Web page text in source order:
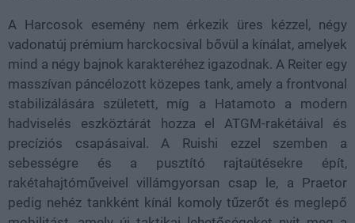
A Harcosok esemény nem érkezik üres kézzel, négy
vadonatúj prémium harckocsival bővül a kínálat, amelyek
mind a négy bajnok karakteréhez igazodnak. A Reiter egy
masszívan páncélozott közepes tank, amely a frontvonal
stabilizálására született, míg a Hatamoto a modern
hadviselés eszköztárát hozza el ATGM-rakétáival és
precíziós csapásaival. A Ruishi ezzel szemben a
sebességre és a pusztító rajtaütésekre épít,
rakétahajtóműveivel villámgyorsan csap le, a Praetor
pedig nehéz tankként kínál komoly tűzerőt és meglepő